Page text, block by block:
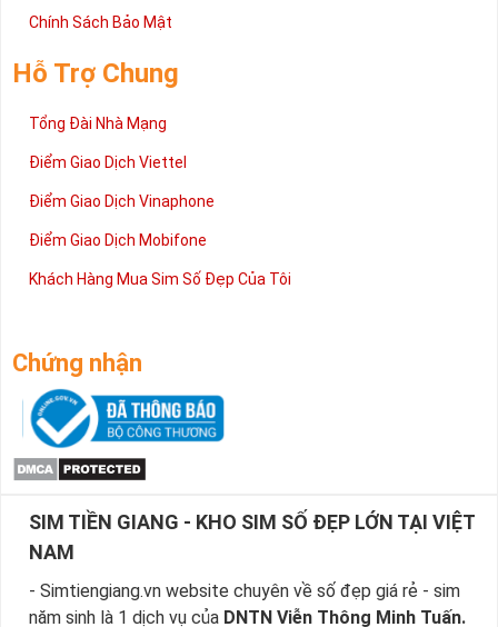
mua sim số tại Sim Tiền Giang nhanh chóng nhất.
Chúc quý khách tìm được chiếc Sim Ngũ 5 quý như ý!
Chính Sách Bảo Mật
Hỗ Trợ Chung
Tổng Đài Nhà Mạng
Điểm Giao Dịch Viettel
Điểm Giao Dịch Vinaphone
Điểm Giao Dịch Mobifone
Khách Hàng Mua Sim Số Đẹp Của Tôi
Chứng nhận
SIM TIỀN GIANG - KHO SIM SỐ ĐẸP LỚN TẠI VIỆT
NAM
- Simtiengiang.vn website chuyên về số đẹp giá rẻ - sim
năm sinh là 1 dịch vụ của DNTN Viễn Thông Minh Tuấn.